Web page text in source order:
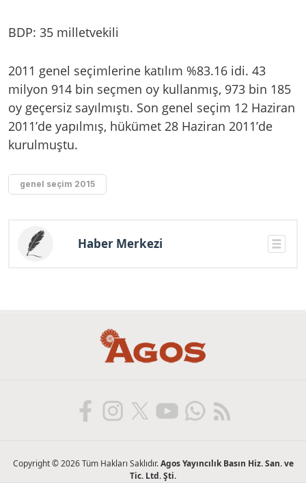
BDP: 35 milletvekili
2011 genel seçimlerine katılım %83.16 idi. 43
milyon 914 bin seçmen oy kullanmış, 973 bin 185
oy geçersiz sayılmıştı. Son genel seçim 12 Haziran
2011’de yapılmış, hükümet 28 Haziran 2011’de
kurulmuştu.
genel seçim 2015
Haber Merkezi
Copyright © 2026 Tüm Hakları Saklıdır.Agos Yayıncılık Basın Hiz. San. ve
Tic. Ltd. Şti.